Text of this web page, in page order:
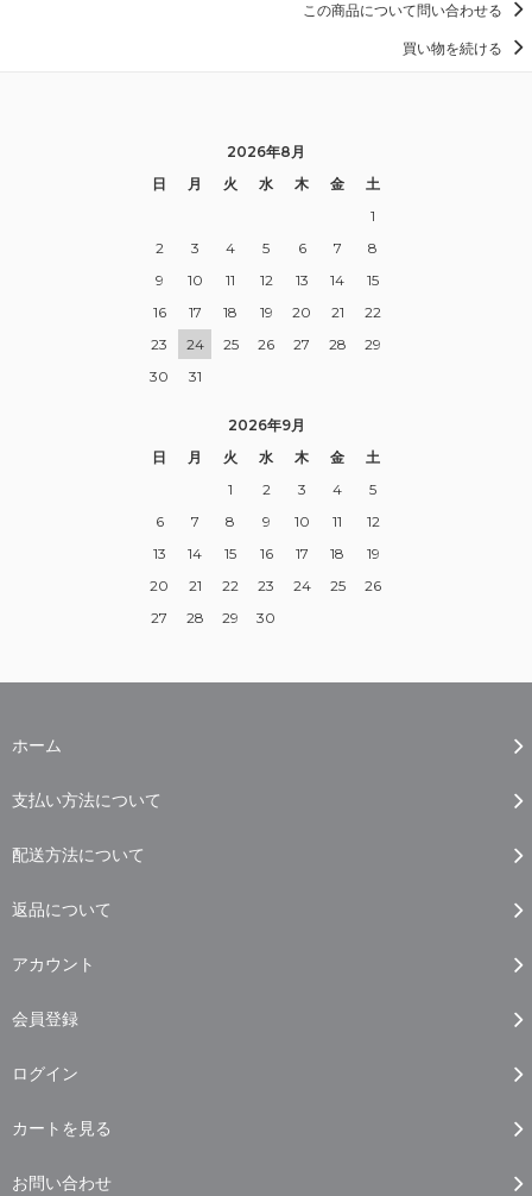
この商品について問い合わせる
買い物を続ける
2026年8月
日
月 火 水 木 金
土
1
2
3 4 5 6 7
8
9
10 11 12 13 14
15
16
17 18 19 20 21
22
23
24 25 26 27 28
29
30
31
2026年9月
日
月 火 水 木 金
土
1
2 3 4
5
6
7 8 9 10 11
12
13
14 15 16 17 18
19
20
21 22 23 24 25
26
27
28 29 30
ホーム
支払い方法について
配送方法について
返品について
アカウント
会員登録
ログイン
カートを見る
お問い合わせ